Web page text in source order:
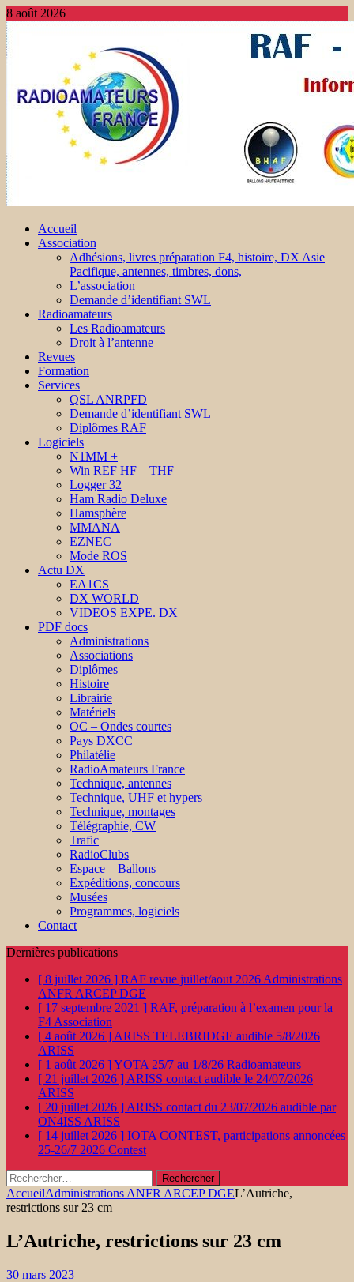
8 août 2026
Accueil
Association
Adhésions, livres préparation F4, histoire, DX Asie
Pacifique, antennes, timbres, dons,
L’association
Demande d’identifiant SWL
Radioamateurs
Les Radioamateurs
Droit à l’antenne
Revues
Formation
Services
QSL ANRPFD
Demande d’identifiant SWL
Diplômes RAF
Logiciels
N1MM +
Win REF HF – THF
Logger 32
Ham Radio Deluxe
Hamsphère
MMANA
EZNEC
Mode ROS
Actu DX
EA1CS
DX WORLD
VIDEOS EXPE. DX
PDF docs
Administrations
Associations
Diplômes
Histoire
Librairie
Matériels
OC – Ondes courtes
Pays DXCC
Philatélie
RadioAmateurs France
Technique, antennes
Technique, UHF et hypers
Technique, montages
Télégraphie, CW
Trafic
RadioClubs
Espace – Ballons
Expéditions, concours
Musées
Programmes, logiciels
Contact
Dernières publications
[ 8 juillet 2026 ] RAF revue juillet/aout 2026 Administrations
ANFR ARCEP DGE
[ 17 septembre 2021 ] RAF, préparation à l’examen pour la
F4 Association
[ 4 août 2026 ] ARISS TELEBRIDGE audible 5/8/2026
ARISS
[ 1 août 2026 ]YOTA 25/7 au 1/8/26 Radioamateurs
[ 21 juillet 2026 ] ARISS contact audible le 24/07/2026
ARISS
[ 20 juillet 2026 ] ARISS contact du 23/07/2026 audible par
ON4ISS ARISS
[ 14 juillet 2026 ] IOTA CONTEST, participations annoncées
25-26/7 2026 Contest
Rechercher :
AccueilAdministrations ANFR ARCEP DGEL’Autriche,
restrictions sur 23 cm
L’Autriche, restrictions sur 23 cm
30 mars 2023